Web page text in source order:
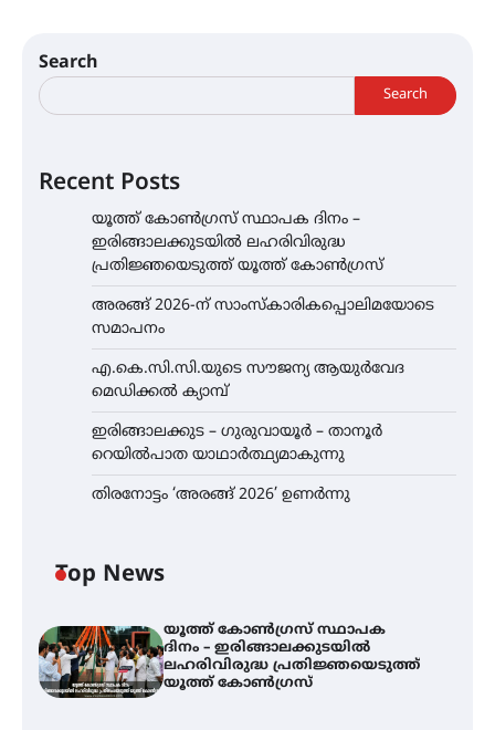
Search
Search
Recent Posts
യൂത്ത് കോൺഗ്രസ്‌ സ്ഥാപക ദിനം –
ഇരിങ്ങാലക്കുടയിൽ ലഹരിവിരുദ്ധ
പ്രതിജ്ഞയെടുത്ത് യൂത്ത് കോൺഗ്രസ്
അരങ്ങ് 2026-ന് സാംസ്കാരികപ്പൊലിമയോടെ
സമാപനം
എ.കെ.സി.സി.യുടെ സൗജന്യ ആയുർവേദ
മെഡിക്കൽ ക്യാമ്പ്
ഇരിങ്ങാലക്കുട – ഗുരുവായൂർ – താനൂർ
റെയിൽപാത യാഥാർത്ഥ്യമാകുന്നു
തിരനോട്ടം ‘അരങ്ങ് 2026’ ഉണർന്നു
Top News
യൂത്ത് കോൺഗ്രസ്‌ സ്ഥാപക
ദിനം – ഇരിങ്ങാലക്കുടയിൽ
ലഹരിവിരുദ്ധ പ്രതിജ്ഞയെടുത്ത്
യൂത്ത് കോൺഗ്രസ്